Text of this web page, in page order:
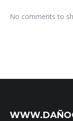
No comments to